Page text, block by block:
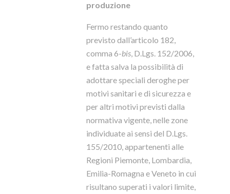
produzione
Fermo restando quanto
previsto dall’articolo 182,
comma 6-bis, D.Lgs. 152/2006,
e fatta salva la possibilità di
adottare speciali deroghe per
motivi sanitari e di sicurezza e
per altri motivi previsti dalla
normativa vigente, nelle zone
individuate ai sensi del D.Lgs.
155/2010, appartenenti alle
Regioni Piemonte, Lombardia,
Emilia-Romagna e Veneto in cui
risultano superati i valori limite,